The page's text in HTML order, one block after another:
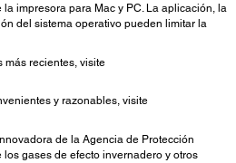
impresora para Mac y PC. La aplicación, la
del sistema operativo pueden limitar la
más recientes, visite
y razonables, visite
de la Agencia de Protección
gases de efecto invernadero y otros